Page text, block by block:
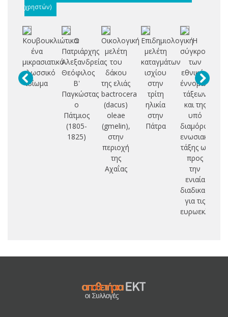
χρηστών)
Κουβουκλιώτικα:
ένα
μικρασιατικό
γλωσσικό
ιδίωμα
Ο
Πατριάρχης
Αλεξανδρείας
Θεόφιλος
Β'
Παγκώστας
ο
Πάτμιος
(1805-
1825)
Οικολογική
μελέτη
του
δάκου
της ελιάς
bactrocera
(dacus)
oleae
(gmelin),
στην
περιοχή
της
Αχαΐας
Επιδημιολογική
μελέτη
καταγμάτων
ισχίου
στην
τρίτη
ηλικία
στην
Πάτρα
Η
σύγκρουση
των
εθνικών
έννομων
τάξεων
και της
υπό
διαμόρφωση
ενωσιακής
τάξης ως
προς
την
ενιαία
διαδικασία
για τις
ευρωεκλογές